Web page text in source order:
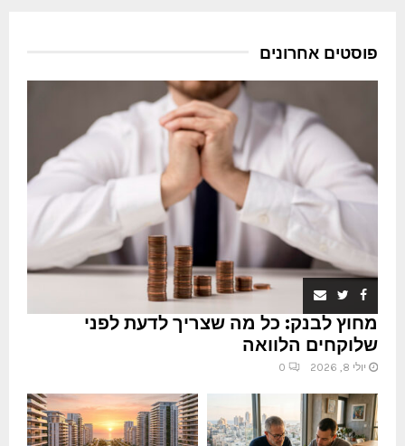
פוסטים אחרונים
מחוץ לבנק: כל מה שצריך לדעת לפני
שלוקחים הלוואה
יולי 8, 2026 0